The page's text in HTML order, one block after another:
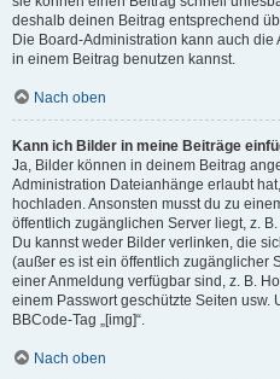
deshalb deinen Beitrag entsprechend
Die Board-Administration kann auch
in einem Beitrag benutzen kannst.
Nach oben
Kann ich Bilder in meine Beiträge
Ja, Bilder können in deinem Beitrag
Administration Dateianhänge erlaubt
hochladen. Ansonsten musst du zu
öffentlich zugänglichen Server liegt, z.
Du kannst weder Bilder verlinken, die
(außer es ist ein öffentlich zugänglicher
einer Anmeldung verfügbar sind, z. B.
einem Passwort geschützte Seiten usw.
BBCode-Tag „[img]“.
Nach oben